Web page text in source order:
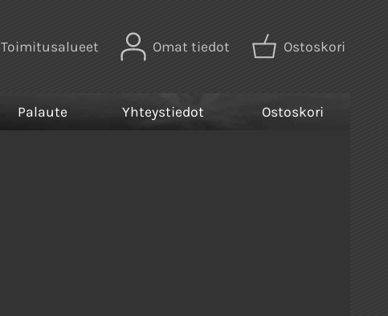
Toimitusalueet Omat tiedot Ostoskori
Palaute Yhteystiedot Ostoskori